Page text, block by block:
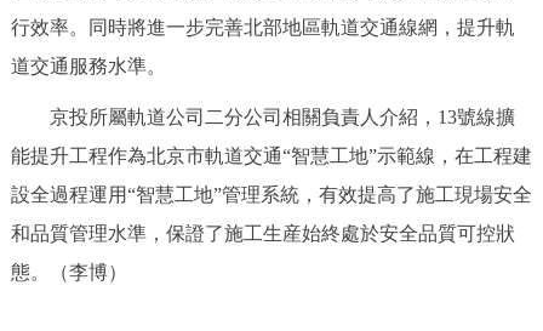
回到頂部
行效率。同時將進一步完善北部地區軌道交通線網，提升軌
道交通服務水準。
京投所屬軌道公司二分公司相關負責人介紹，13號線擴
能提升工程作為北京市軌道交通“智慧工地”示範線，在工程建
設全過程運用“智慧工地”管理系統，有效提高了施工現場安全
和品質管理水準，保證了施工生産始終處於安全品質可控狀
態。（李博）